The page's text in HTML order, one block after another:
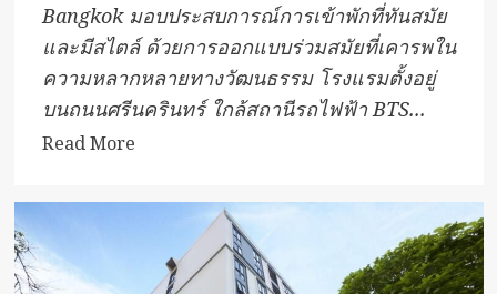
Bangkok มอบประสบการณ์การเข้าพักที่ทันสมัย
และมีสไตล์ ด้วยการออกแบบร่วมสมัยที่เคารพใน
ความหลากหลายทางวัฒนธรรม โรงแรมตั้งอยู่
บนถนนศรีนครินทร์ ใกล้สถานีรถไฟฟ้า BTS...
Read MoreRead
about
เทล